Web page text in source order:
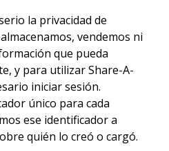
la privacidad de
vendemos ni
que pueda
y para utilizar Share-A-
iniciar sesión.
único para cada
ese identificador a
quién lo creó o cargó.